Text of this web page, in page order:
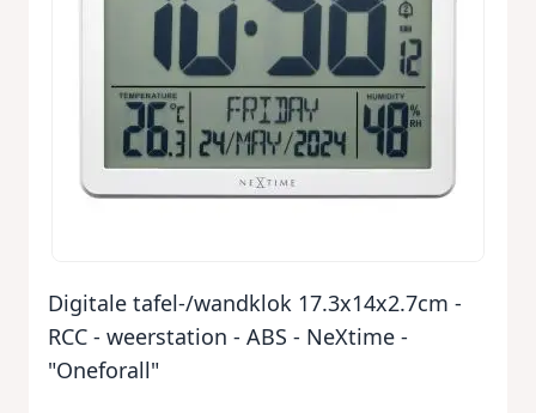
Digitale tafel-/wandklok 17.3x14x2.7cm -
RCC - weerstation - ABS - NeXtime -
"Oneforall"